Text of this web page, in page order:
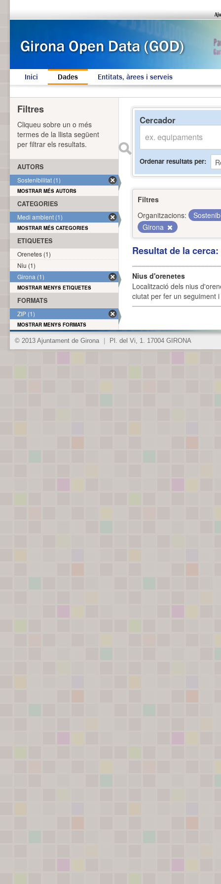
Inici Dades Entitats, àrees i serveis
Cercador
Ordenar resultats per
Filtres
Organitzacions:
Girona
Resultat de la
Nius d'orenetes
Localització dels nius
ciutat per fer un seguiment
Filtres
Cliqueu sobre un o més
termes de la llista següent
per filtrar els resultats.
AUTORS
Sostenibilitat (1)
MOSTRAR MÉS AUTORS
CATEGORIES
Medi ambient (1)
MOSTRAR MÉS CATEGORIES
ETIQUETES
Orenetes (1)
Niu (1)
Girona (1)
MOSTRAR MENYS ETIQUETES
FORMATS
ZIP (1)
MOSTRAR MENYS FORMATS
© 2013 Ajuntament de Girona Pl. del Vi, 1. 17004 GIRONA